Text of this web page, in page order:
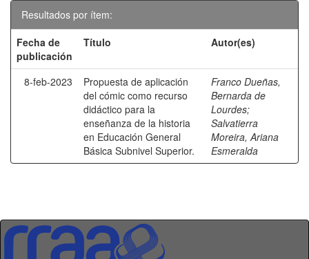
Resultados por ítem:
Fecha de
publicación
Título Autor(es)
8-feb-2023
Propuesta de aplicación
del cómic como recurso
didáctico para la
enseñanza de la historia
en Educación General
Básica Subnivel Superior.
Franco Dueñas,
Bernarda de
Lourdes;
Salvatierra
Moreira, Ariana
Esmeralda